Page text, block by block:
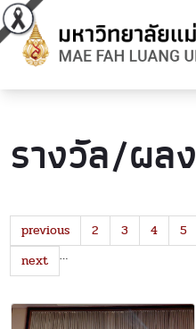
รางวัล/ผล
previous 2 3 4 5
…
next